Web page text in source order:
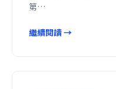
第…
繼續閱讀 →